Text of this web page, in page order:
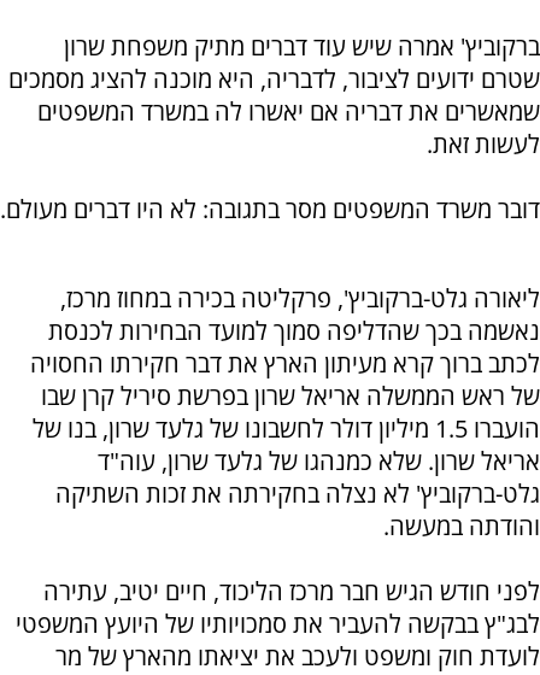
ברקוביץ' אמרה שיש עוד דברים מתיק משפחת שרון
שטרם ידועים לציבור, לדבריה, היא מוכנה להציג מסמכים
שמאשרים את דבריה אם יאשרו לה במשרד המשפטים
לעשות זאת.
דובר משרד המשפטים מסר בתגובה: לא היו דברים מעולם.
ליאורה גלט-ברקוביץ', פרקליטה בכירה במחוז מרכז,
נאשמה בכך שהדליפה סמוך למועד הבחירות לכנסת
לכתב ברוך קרא מעיתון הארץ את דבר חקירתו החסויה
של ראש הממשלה אריאל שרון בפרשת סיריל קרן שבו
הועברו 1.5 מיליון דולר לחשבונו של גלעד שרון, בנו של
אריאל שרון. שלא כמנהגו של גלעד שרון, עוה"ד
גלט-ברקוביץ' לא נצלה בחקירתה את זכות השתיקה
והודתה במעשה.
לפני חודש הגיש חבר מרכז הליכוד, חיים יטיב, עתירה
לבג"ץ בבקשה להעביר את סמכויותיו של היועץ המשפטי
לועדת חוק ומשפט ולעכב את יציאתו מהארץ של מר